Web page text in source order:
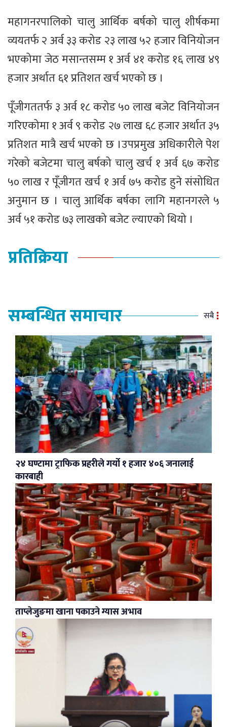
महागनरपालिको चालु आर्थिक बर्षको चालु शीर्षकमा
व्ययतर्फ २ अर्व ३३ करोड २३ लाख ५२ हजार विनियोजन
भएकोमा जेठ मसान्तसम्म १ अर्व ४१ करोड १६ लाख ४९
हजार अर्थात ६१ प्रतिशत खर्च भएको छ ।
पूँजीगततर्फ ३ अर्व १८ करोड ५० लाख बजेट विनियोजन
गरिएकोमा १ अर्व ९ करोड २७ लाख ६८ हजार अर्थात ३५
प्रतिशत मात्रै खर्च भएको छ ।उपप्रमुख अधिकारीले पेश
गरेको बजेटमा चालु बर्षको चालु खर्च १ अर्व ६७ करोड
५० लाख र पूँजीगत खर्च १ अर्व ७५ करोड हुने संसोधित
अनुमान छ । चालु आर्थिक बर्षका लागि महानगरले ५
अर्व ५१ करोड ७३ लाखको बजेट ल्याएको थियो ।
प्रतिक्रिया
सम्बन्धित समाचार सबै
२४ घण्टामा ट्राफिक प्रहरीले गर्यो १ हजार ४०६ जनालाई
कारबाही
ताप्लेजुङमा खाना पकाउने ग्यास अभाव